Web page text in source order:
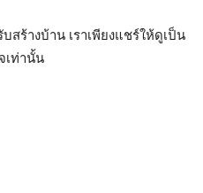
สร้างบ้าน เราเพียงแชร์ให้ดูเป็น
เท่านั้น